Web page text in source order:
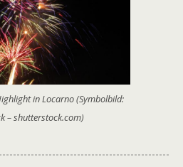
in Locarno (Symbolbild:
– shutterstock.com)